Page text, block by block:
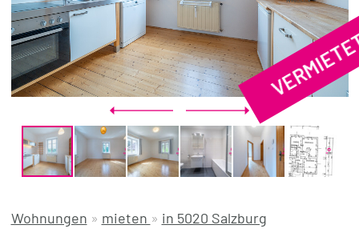
IMMOBILIENBEWERTUNG
REFERENZEN
ÜBER UNS
WISSENSWERTES
FÜR KÄUFER
FÜR VERKÄUFER
Wohnungen » mieten » in 5020 Salzburg